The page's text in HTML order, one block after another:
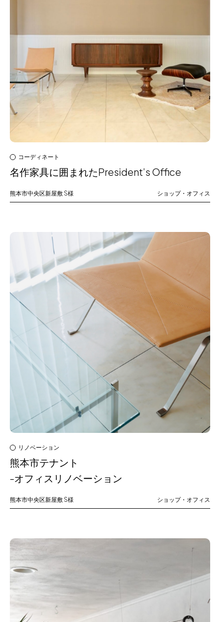
コーディネート
名作家具に囲まれたPresident’s Office
熊本市中央区新屋敷 S様 ショップ・オフィス
リノベーション
熊本市テナント
-オフィスリノベーション
熊本市中央区新屋敷 S様 ショップ・オフィス